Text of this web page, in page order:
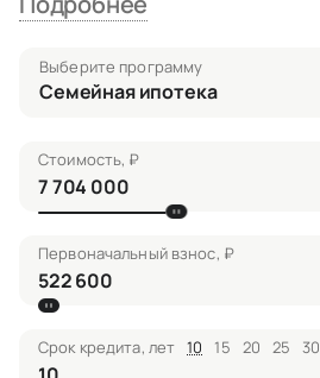
Выберите программу
Семейная ипотека
Стоимость, ₽
Первоначальный взнос, ₽
Срок кредита, лет 10 15 20 25 30